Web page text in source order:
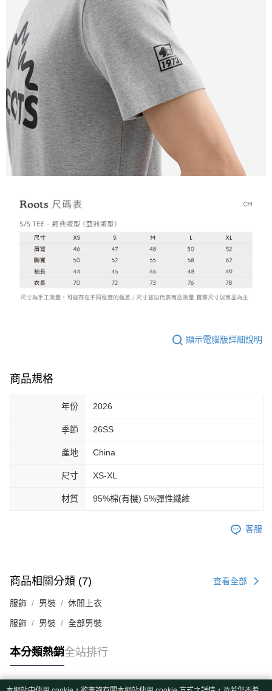
顯示電腦版詳細說明
商品規格
年份 2026
季節 26SS
產地 China
尺寸 XS-XL
材質 95%棉(有機) 5%彈性纖維
客服
商品相關分類 (7) 查看全部
服飾 男裝 休閒上衣
服飾 男裝 全部男裝
本分類熱銷全站排行